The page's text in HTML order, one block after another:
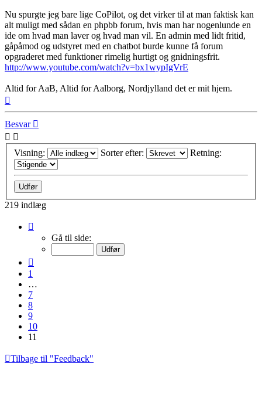
Nu spurgte jeg bare lige CoPilot, og det virker til at man faktisk kan
alt muligt med sådan en phpbb forum, hvis man har nogenlunde en
ide om hvad man laver og hvad man vil. En admin med lidt fritid,
gåpåmod og udstyret med en chatbot burde kunne få forum
opgraderet med funktioner rimelig hurtigt og gnidningsfrit.
http://www.youtube.com/watch?v=bx1wypIgVrE
Altid for AaB, Altid for Aalborg, Nordjylland det er mit hjem.
Besvar
Visning: Sorter efter: Retning:
219 indlæg
Gå til side:
1
…
7
8
9
10
11
Tilbage til "Feedback"